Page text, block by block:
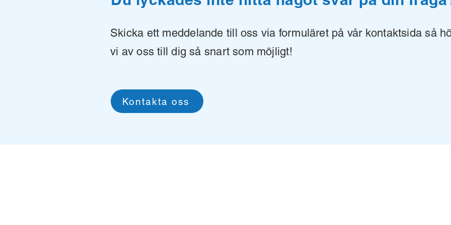
Skicka ett meddelande till oss via formuläret på vår kontaktsida så
vi av oss till dig så snart som möjligt!
Kontakta oss